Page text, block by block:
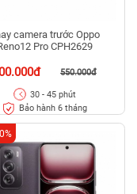
camera trước Oppo
Pro CPH2629
550.000đ
30 - 45 phút
Bảo hành 6 tháng